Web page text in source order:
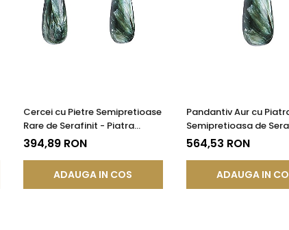
Cercei cu Pietre Semipretioase
Rare de Serafinit - Piatra
Ingerilor si Argint
394,89 RON
ADAUGA IN COS
Pandantiv Aur cu
Semipretioasa de
Piatra Ingerilor
564,53 RON
ADAUGA IN